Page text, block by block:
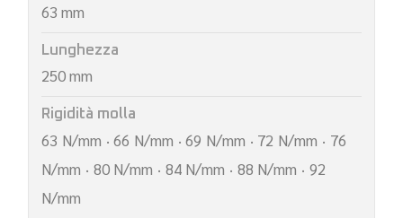
63 mm
Lunghezza
250 mm
Rigidità molla
63 N/mm · 66 N/mm · 69 N/mm · 72 N/mm · 76
N/mm · 80 N/mm · 84 N/mm · 88 N/mm · 92
N/mm